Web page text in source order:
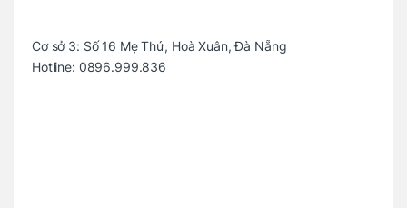
Cơ sở 3: Số 16 Mẹ Thứ, Hoà Xuân, Đà Nẵng
Hotline: 0896.999.836